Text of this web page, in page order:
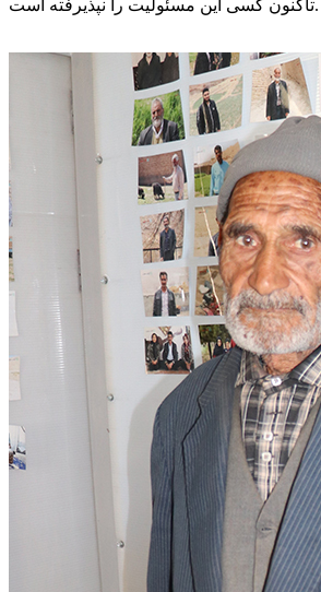
تاکنون کسی این مسئولیت را نپذیرفته است.